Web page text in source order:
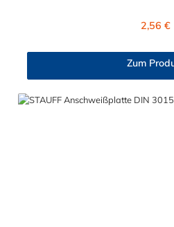
2,56 €
Zum